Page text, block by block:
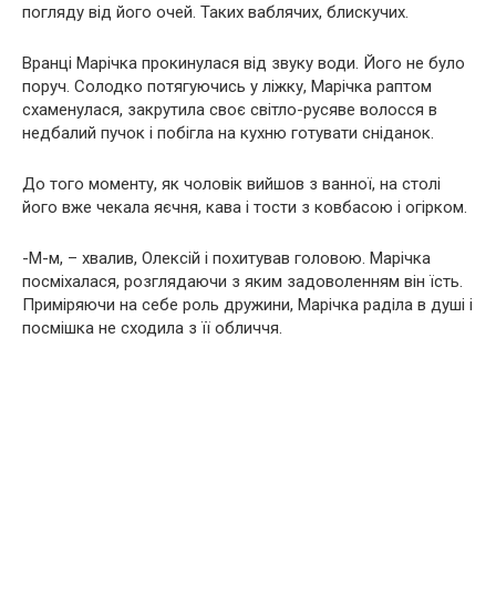
погляду від його очей. Таких ваблячих, блискучих.
Вранці Марічка прокинулася від звуку води. Його не було
поруч. Солодко потягуючись у ліжку, Марічка раптом
схаменулася, закрутила своє світло-русяве волосся в
недбалий пучок і побігла на кухню готувати сніданок.
До того моменту, як чоловік вийшов з ванної, на столі
його вже чекала яєчня, кава і тости з ковбасою і огірком.
-М-м, – хвалив, Олексій і похитував головою. Марічка
посміхалася, розглядаючи з яким задоволенням він їсть.
Приміряючи на себе роль дружини, Марічка раділа в душі і
посмішка не сходила з її обличчя.